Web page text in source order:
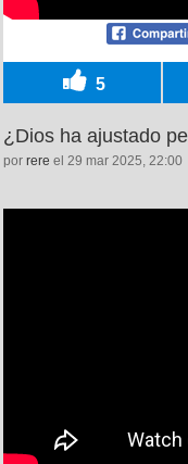
5
¿Dios ha ajustado
por rere el 29 mar 2025, 22:00